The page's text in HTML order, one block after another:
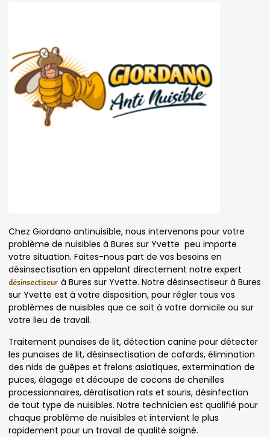
Chez Giordano antinuisible, nous intervenons pour votre
problème de nuisibles à Bures sur Yvette peu importe
votre situation. Faites-nous part de vos besoins en
désinsectisation en appelant directement notre expert
désinsectiseur à Bures sur Yvette. Notre désinsectiseur à Bures
sur Yvette est à votre disposition, pour régler tous vos
problèmes de nuisibles que ce soit à votre domicile ou sur
votre lieu de travail.
Traitement punaises de lit, détection canine pour détecter
les punaises de lit, désinsectisation de cafards, élimination
des nids de guêpes et frelons asiatiques, extermination de
puces, élagage et découpe de cocons de chenilles
processionnaires, dératisation rats et souris, désinfection
de tout type de nuisibles. Notre technicien est qualifié pour
chaque problème de nuisibles et intervient le plus
rapidement pour un travail de qualité soigné.